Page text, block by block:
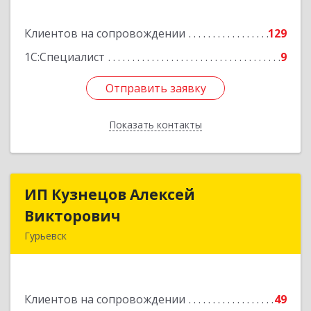
Клиентов на сопровождении
129
1С:Специалист
9
Отправить заявку
Показать контакты
Подробнее
Отправить заявку
Назад
ИП Кузнецов Алексей
Викторович
Гурьевск
Клиентов на сопровождении 49
ИП Кузнецов Алексей
Подробнее